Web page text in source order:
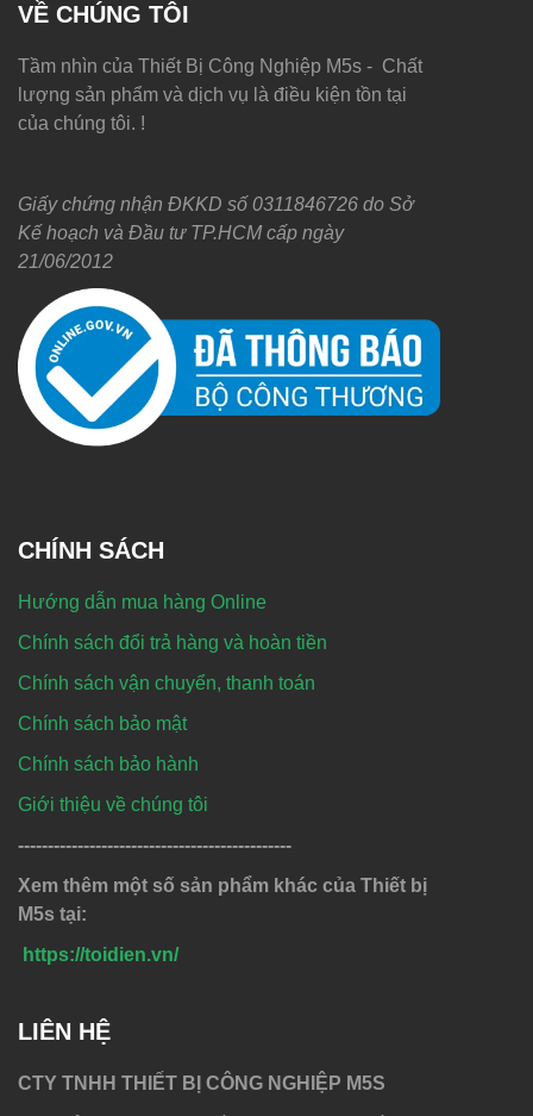
VỀ CHÚNG TÔI
Tầm nhìn của Thiết Bị Công Nghiệp M5s - Chất
lượng sản phẩm và dịch vụ là điều kiện tồn tại
của chúng tôi. !
Giấy chứng nhận ĐKKD số 0311846726 do Sở
Kế hoạch và Đầu tư TP.HCM cấp ngày
21/06/2012
CHÍNH SÁCH
Hướng dẫn mua hàng Online
Chính sách đổi trả hàng và hoàn tiền
Chính sách vận chuyển, thanh toán
Chính sách bảo mật
Chính sách bảo hành
Giới thiệu về chúng tôi
----------------------------------------------
Xem thêm một số sản phẩm khác của Thiết bị
M5s tại:
https://toidien.vn/
LIÊN HỆ
CTY TNHH THIẾT BỊ CÔNG NGHIỆP M5S